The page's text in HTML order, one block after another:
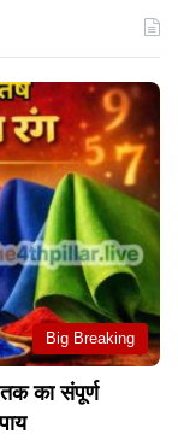
Big Breaking
का संपूर्ण